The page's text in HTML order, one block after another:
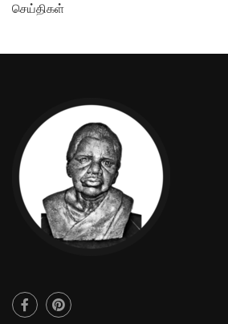
28. கணியம் பற்றி
செய்திகள்